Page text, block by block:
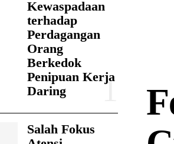
Kewaspadaan
terhadap
Perdagangan
Orang
Berkedok
Penipuan Kerja
Daring
Salah Fokus